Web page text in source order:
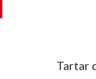
Tartar